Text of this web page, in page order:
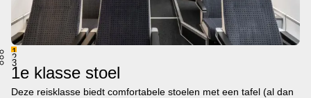
1
2
3
1e klasse stoel
Deze reisklasse biedt comfortabele stoelen met een tafel (al dan